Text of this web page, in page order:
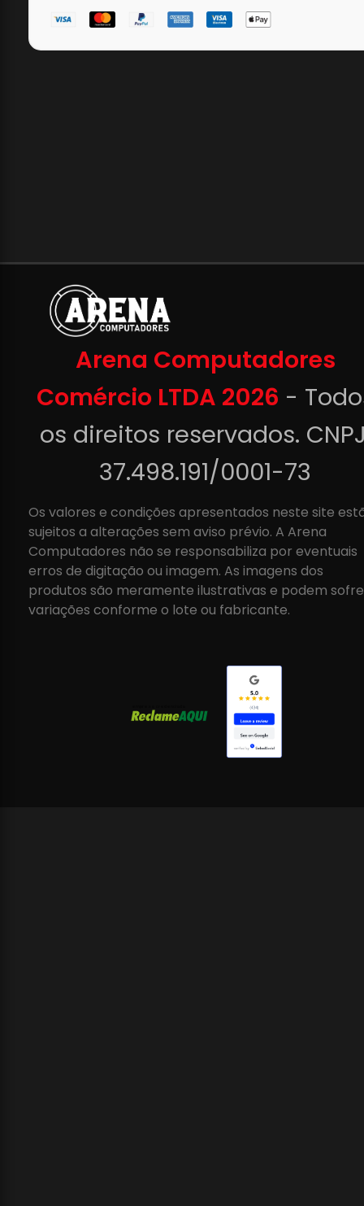
Arena Computadores
Comércio LTDA 2026 -
os direitos reservados.
37.498.191/0001-73
Os valores e condições apresentados neste site
sujeitos a alterações sem aviso prévio. A Arena
Computadores não se responsabiliza por eventuais
erros de digitação ou imagem. As imagens dos
produtos são meramente ilustrativas e podem
variações conforme o lote ou fabricante.